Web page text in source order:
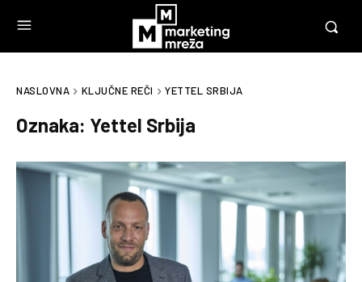
NASLOVNA KLJUČNE REČI YETTEL SRBIJA
Oznaka: Yettel Srbija